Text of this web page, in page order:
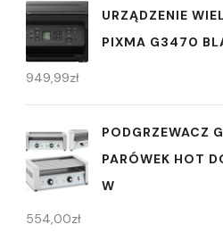
URZĄDZENIE
PIXMA G3470
949,99zł
PODGRZEWACZ
PARÓWEK HOT
W
554,00zł